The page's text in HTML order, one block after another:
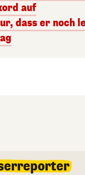
auf
dass er noch